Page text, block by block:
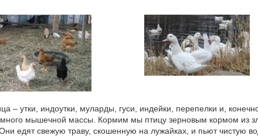
– утки, индоутки, муларды, гуси, индейки, перепелки и,
мышечной массы. Кормим мы птицу зерновым кормом из
едят свежую траву, скошенную на лужайках, и пьют чистую